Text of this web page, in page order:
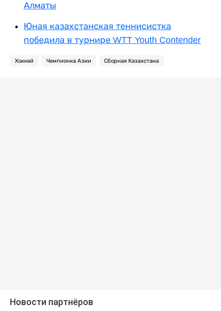
Алматы
Юная казахстанская теннисистка
победила в турнире WTT Youth Contender
Хоккей Чемпионка Азии Сборная Казахстана